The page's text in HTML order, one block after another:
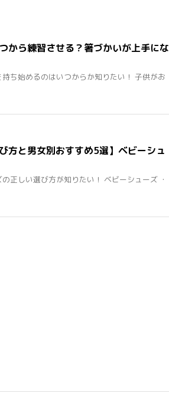
から練習させる？箸づかいが上手にな
ち始めるのはいつからか知りたい！ 子供がお
方と男女別おすすめ5選】ベビーシュ
正しい選び方が知りたい！ ベビーシューズ ・